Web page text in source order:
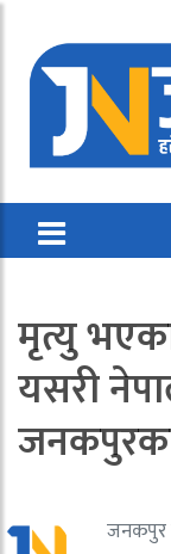
मृत्यु
यसरी
जनकपुर